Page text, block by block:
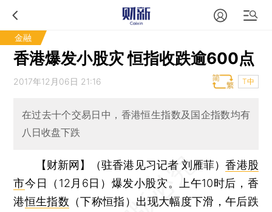
金融
香港爆发小股灾 恒指收跌逾600点
2017年12月06日 21:16 T中
在过去十个交易日中，香港恒生指数及国企指数均有
八日收盘下跌
【财新网】（驻香港见习记者 刘雁菲）香港股
市今日（12月6日）爆发小股灾。上午10时后，香
港恒生指数 （下称恒指）出现大幅度下滑，午后跌